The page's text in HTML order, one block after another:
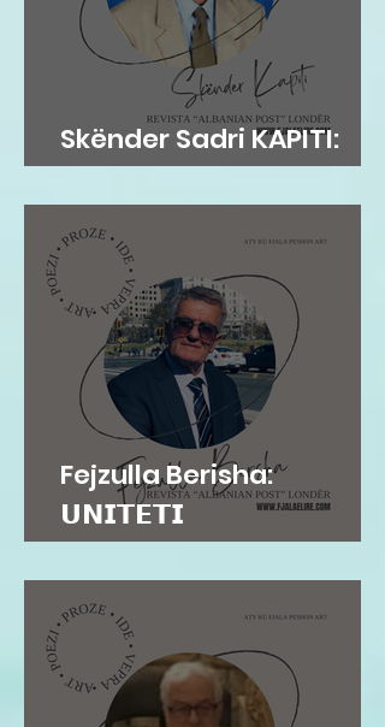
Skënder Sadri KAPITI:
Adem Jashari dhe...
Fejzulla Berisha:
𝗨𝗡𝗜𝗧𝗘𝗧𝗜
𝗜𝗡𝗦𝗧𝗜𝗧𝗨𝗖𝗜𝗢𝗡𝗔𝗟...